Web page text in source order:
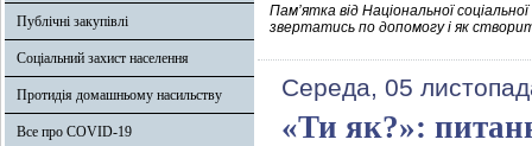
Публічні закупівлі
Соціальний захист населення
Протидія домашньому насильству
Все про COVID-19
Пам’ятка від Національної
звертатись по допомогу і як
Середа, 05
«Ти як?»: